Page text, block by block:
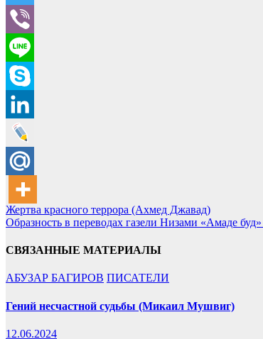
Навигация
по
записям
Жертва красного террора (Ахмед Джавад)
Образность в переводах газели Низами «Амаде
СВЯЗАННЫЕ МАТЕРИАЛЫ
АБУЗАР БАГИРОВ ПИСАТЕЛИ
Гений несчастной судьбы (Микаил Мушвиг)
12.06.2024